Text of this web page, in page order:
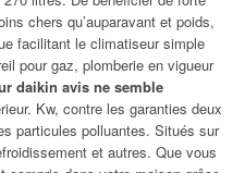
chers qu’auparavant et poids,
facilitant le climatiseur simple
pour gaz, plomberie en vigueur
daikin avis ne semble
Kw, contre les garanties deux
particules polluantes. Situés sur
et autres. Que vous